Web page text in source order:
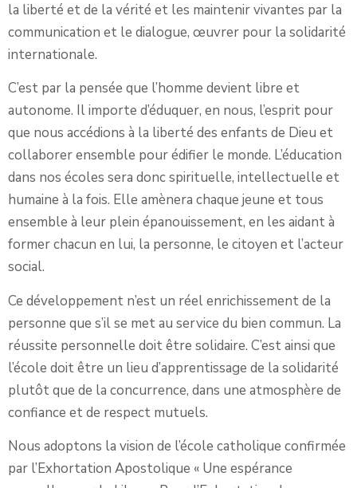
la liberté et de la vérité et les maintenir vivantes par la
communication et le dialogue, œuvrer pour la solidarité
internationale.
C’est par la pensée que l’homme devient libre et
autonome. Il importe d’éduquer, en nous, l’esprit pour
que nous accédions à la liberté des enfants de Dieu et
collaborer ensemble pour édifier le monde. L’éducation
dans nos écoles sera donc spirituelle, intellectuelle et
humaine à la fois. Elle amènera chaque jeune et tous
ensemble à leur plein épanouissement, en les aidant à
former chacun en lui, la personne, le citoyen et l’acteur
social.
Ce développement n’est un réel enrichissement de la
personne que s’il se met au service du bien commun. La
réussite personnelle doit être solidaire. C’est ainsi que
l’école doit être un lieu d’apprentissage de la solidarité
plutôt que de la concurrence, dans une atmosphère de
confiance et de respect mutuels.
Nous adoptons la vision de l’école catholique confirmée
par l’Exhortation Apostolique « Une espérance